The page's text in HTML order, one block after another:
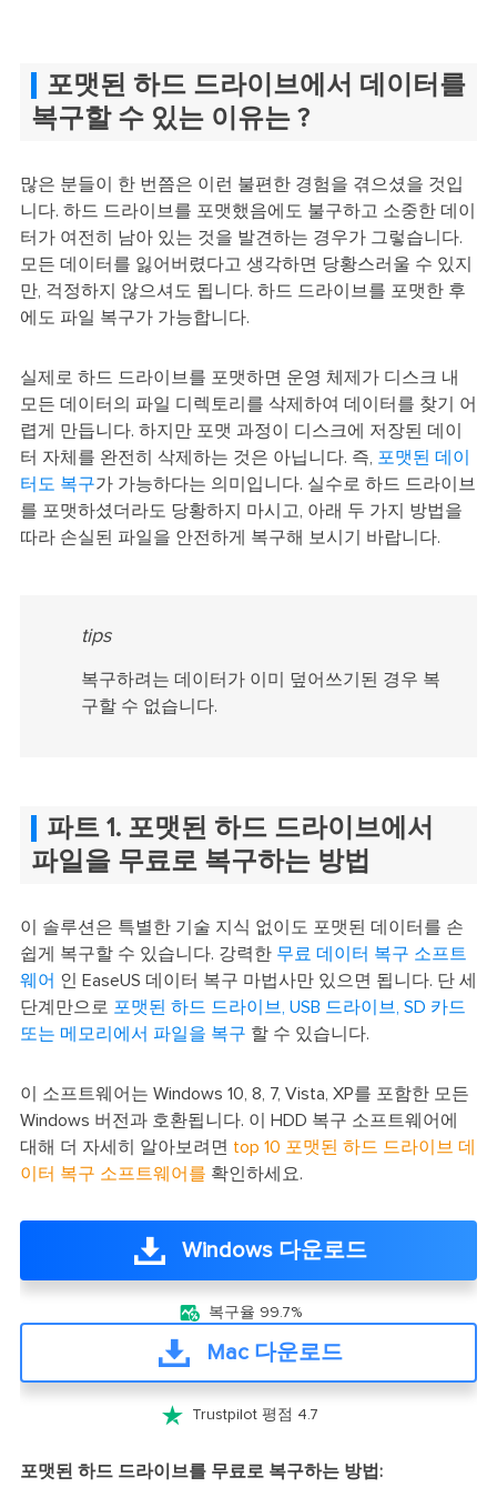
포맷된 하드 드라이브에서 데이터를
복구할 수 있는 이유는 ?
많은 분들이 한 번쯤은 이런 불편한 경험을 겪으셨을 것입
니다. 하드 드라이브를 포맷했음에도 불구하고 소중한 데이
터가 여전히 남아 있는 것을 발견하는 경우가 그렇습니다.
모든 데이터를 잃어버렸다고 생각하면 당황스러울 수 있지
만, 걱정하지 않으셔도 됩니다. 하드 드라이브를 포맷한 후
에도 파일 복구가 가능합니다.
실제로 하드 드라이브를 포맷하면 운영 체제가 디스크 내
모든 데이터의 파일 디렉토리를 삭제하여 데이터를 찾기 어
렵게 만듭니다. 하지만 포맷 과정이 디스크에 저장된 데이
터 자체를 완전히 삭제하는 것은 아닙니다. 즉,
포맷된 데이
터도 복구가 가능하다는 의미입니다. 실수로 하드 드라이브
를 포맷하셨더라도 당황하지 마시고, 아래 두 가지 방법을
따라 손실된 파일을 안전하게 복구해 보시기 바랍니다.
tips
복구하려는 데이터가 이미 덮어쓰기된 경우 복
구할 수 없습니다.
파트 1. 포맷된 하드 드라이브에서
파일을 무료로 복구하는 방법
이 솔루션은 특별한 기술 지식 없이도 포맷된 데이터를 손
쉽게 복구할 수 있습니다. 강력한 무료 데이터 복구 소프트
웨어 인 EaseUS 데이터 복구 마법사만 있으면 됩니다. 단 세
단계만으로 포맷된 하드 드라이브, USB 드라이브, SD 카드
또는 메모리에서 파일을 복구 할 수 있습니다.
이 소프트웨어는 Windows 10, 8, 7, Vista, XP를 포함한 모든
Windows 버전과 호환됩니다. 이 HDD 복구 소프트웨어에
대해 더 자세히 알아보려면 top 10 포맷된 하드 드라이브 데
이터 복구 소프트웨어를 확인하세요.
Windows 다운로드
 복구율 99.7%
Mac 다운로드
 Trustpilot 평점 4.7
포맷된 하드 드라이브를 무료로 복구하는 방법: